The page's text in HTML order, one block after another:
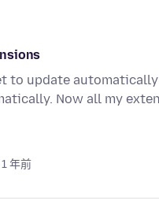
to update
Now all my
年前